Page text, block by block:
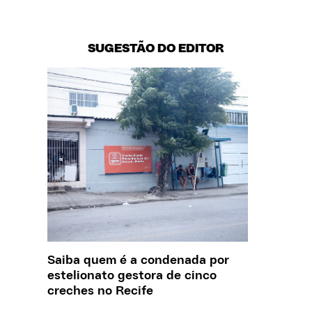
SUGESTÃO DO EDITOR
Saiba quem é a condenada por
estelionato gestora de cinco
creches no Recife